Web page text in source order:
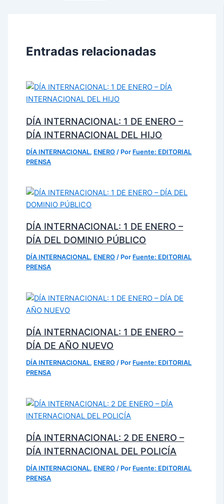
Entradas relacionadas
DÍA INTERNACIONAL: 1 DE ENERO –
DÍA INTERNACIONAL DEL HIJO
DÍA INTERNACIONAL, ENERO / Por Fuente: EDITORIAL
PRENSA
DÍA INTERNACIONAL: 1 DE ENERO –
DÍA DEL DOMINIO PÚBLICO
DÍA INTERNACIONAL, ENERO / Por Fuente: EDITORIAL
PRENSA
DÍA INTERNACIONAL: 1 DE ENERO –
DÍA DE AÑO NUEVO
DÍA INTERNACIONAL, ENERO / Por Fuente: EDITORIAL
PRENSA
DÍA INTERNACIONAL: 2 DE ENERO –
DÍA INTERNACIONAL DEL POLICÍA
DÍA INTERNACIONAL, ENERO / Por Fuente: EDITORIAL
PRENSA